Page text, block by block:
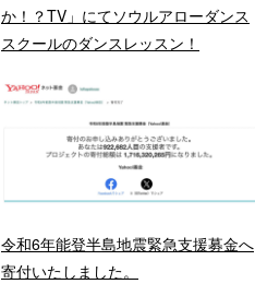
か！？TV」にてソウルアローダンス
スクールのダンスレッスン！
令和6年能登半島地震緊急支援募金へ
寄付いたしました。